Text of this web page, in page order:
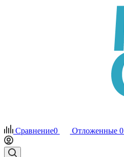
Сравнение0 Отложенные 0